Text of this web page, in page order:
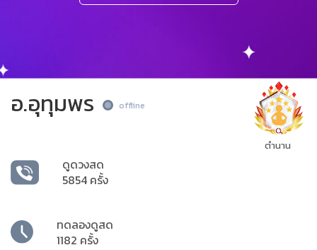
อ.อุทุมพร offline
ดูดวงสด
5854 ครั้ง
ทดลองดูสด
1182 ครั้ง
ตำนาน